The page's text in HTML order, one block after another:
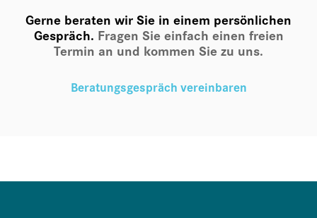
Gerne beraten wir Sie in einem persönlichen
Gespräch. Fragen Sie einfach einen freien
Termin an und kommen Sie zu uns.
Beratungsgespräch vereinbaren